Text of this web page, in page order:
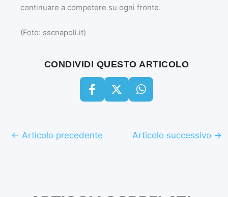
continuare a competere su ogni fronte.
(Foto: sscnapoli.it)
CONDIVIDI QUESTO ARTICOLO
← Articolo precedente Articolo successivo →